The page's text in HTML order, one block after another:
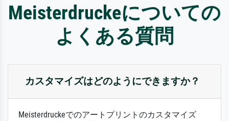
Meisterdruckeについての
よくある質問
カスタマイズはどのようにできますか？
Meisterdruckeでのアートプリントのカスタマイズ